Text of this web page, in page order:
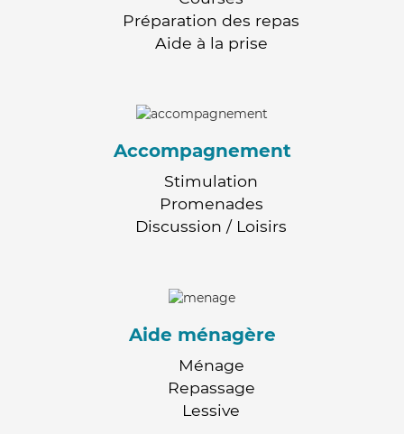
Préparation des repas
Aide à la prise
Accompagnement
Stimulation
Promenades
Discussion / Loisirs
Aide ménagère
Ménage
Repassage
Lessive